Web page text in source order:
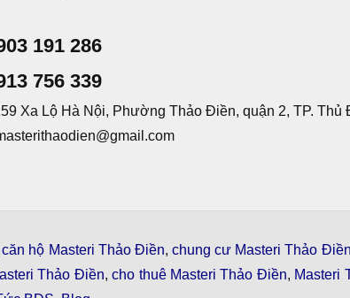
191 286
756 339
Xa Lộ Hà Nội, Phường Thảo Điền, quận 2, TP. Thủ
căn hộ Masteri Thảo Điền,chung cư Masteri Thảo Điền
Thảo Điền,cho thuê Masteri Thảo Điền, Masteri